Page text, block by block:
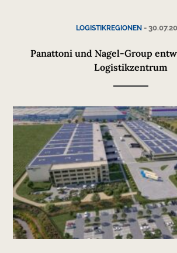
LOGISTIKREGIONEN-
Panattoni und Nagel-Group
Logistikzentrum